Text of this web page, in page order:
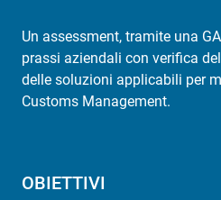
Un assessment, tramite una
prassi aziendali con verifica
delle soluzioni applicabili per
Customs Management.
OBIETTIVI